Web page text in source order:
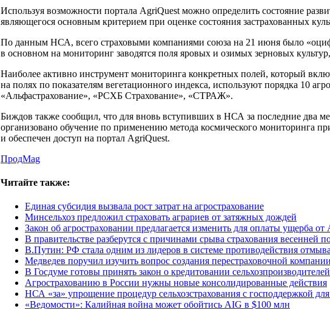
Используя возможности портала AgriQuest можно определить состояние
являющегося основным критерием при оценке состояния застрахованных
По данным НСА, всего страховыми компаниями союза на 21 июня было
в основном на мониторинг заводятся поля яровых и озимых зерновых
Наиболее активно инструмент мониторинга конкретных полей, который
на полях по показателям вегетационного индекса, используют порядка 10
«Альфастрахование», «РСХБ Страхование», «СТРАЖ».
Биждов также сообщил, что для вновь вступивших в НСА за последние два
организовано обучение по применению метода космического мониторинга
и обеспечен доступ на портал AgriQuest.
ПродMag
Читайте также:
Единая субсидия вызвала рост затрат на агрострахование
Минсельхоз предложил страховать аграриев от затяжных дождей
Закон об агростраховании предлагается изменить для оплаты ущерба
В правительстве разберутся с причинами срыва страхования весенней
В.Путин: РФ стала одним из лидеров в системе противодействия
Медведев поручил изучить вопрос создания перестраховочной компании
В Госдуме готовы принять закон о кредитовании
Агрострахованию в России нужны новые консолидированные действия
НСА «за» упрощение процедур сельхозстрахования с господдержкой для
«Ведомости»: Калийная война может обойтись AIG в $100 млн